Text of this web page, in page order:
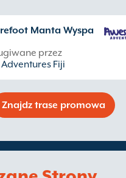
Manta Wyspa
przez
Fiji
Znajdz trase promowa